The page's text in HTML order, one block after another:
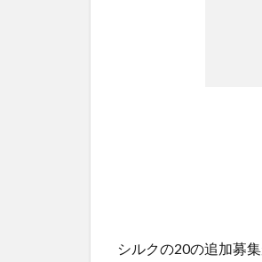
シルクの20の追加募